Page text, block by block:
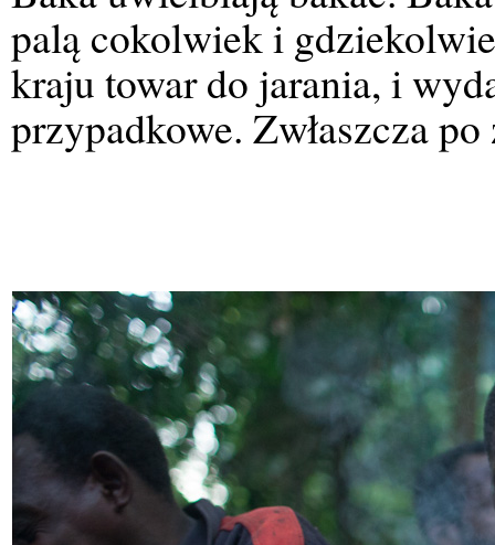
palą cokolwiek i
kraju towar do jarania, i
przypadkowe. Zwłaszcza